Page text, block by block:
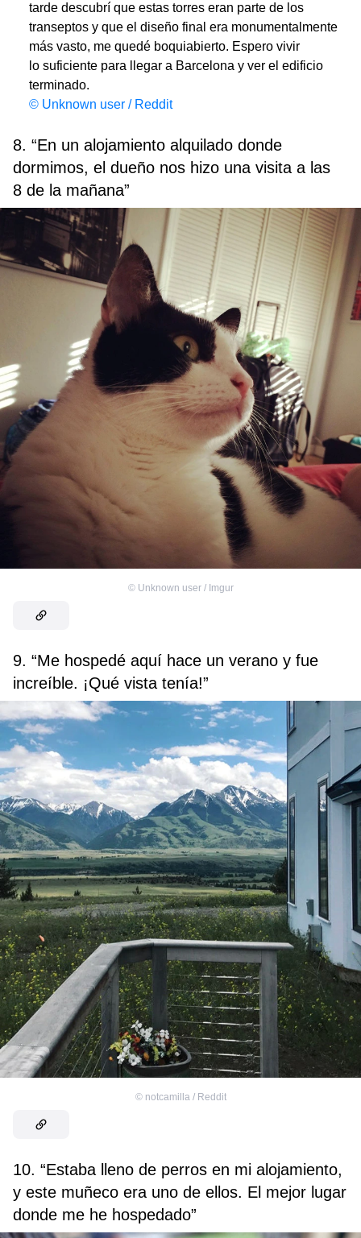
tarde descubrí que estas torres eran parte de los
transeptos y que el diseño final era monumentalmente
más vasto, me quedé boquiabierto. Espero vivir
lo suficiente para llegar a Barcelona y ver el edificio
terminado.
© Unknown user / Reddit
8. “En un alojamiento alquilado donde
dormimos, el dueño nos hizo una visita a las
8 de la mañana”
© Unknown user / Imgur
9. “Me hospedé aquí hace un verano y fue
increíble. ¡Qué vista tenía!”
© notcamilla / Reddit
10. “Estaba lleno de perros en mi alojamiento,
y este muñeco era uno de ellos. El mejor lugar
donde me he hospedado”